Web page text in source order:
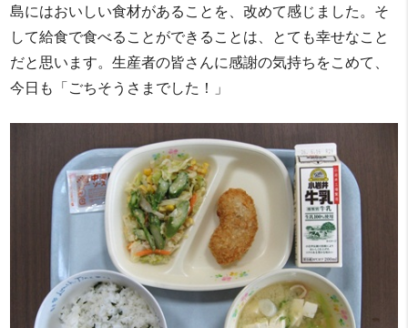
島にはおいしい食材があることを、改めて感じました。そ
して給食で食べることができることは、とても幸せなこと
だと思います。生産者の皆さんに感謝の気持ちをこめて、
今日も「ごちそうさまでした！」